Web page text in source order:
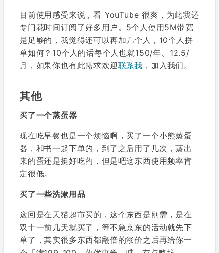
目前使用感受来说，看 YouTube 很爽，为此我还
专门花时间订阅了好多用户。5个人使用5M带宽
是足够的，我觉得还可以再加几个人，10个人拼
单如何？10个人的话每个人也就150/年、12.5/
月，如果你也有此需求欢迎联系我 ，加入我们。
其他
买了一个蒸蛋器
现在吃早餐也是一个烦恼啊，买了一个小熊蒸蛋
器，和书一起下单的，到了之后用了几次，蒸出
来的蛋还是挺好吃的，但是吧这东西使用频率肯
定很低。
买了一些洗漱用品
这回是在天猫超市买的，这个东西是刚需，是在
双十一前几天就买了，等不急京东的活动就先下
单了，其实很多东西都翻倍的涨价之后再给你一